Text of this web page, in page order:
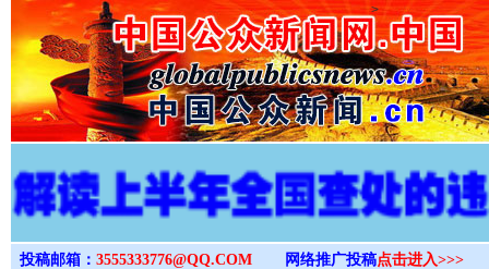
>
投稿邮箱： 3555333776@QQ.COM 网络推广投稿点击进入>>>